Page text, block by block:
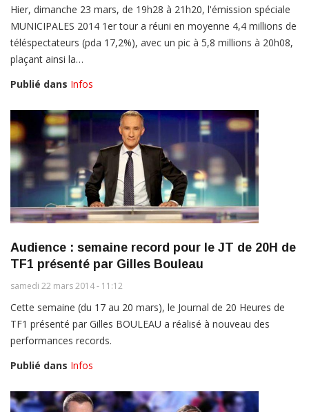
Hier, dimanche 23 mars, de 19h28 à 21h20, l'émission spéciale
MUNICIPALES 2014 1er tour a réuni en moyenne 4,4 millions de
téléspectateurs (pda 17,2%), avec un pic à 5,8 millions à 20h08,
plaçant ainsi la…
Publié dans Infos
Audience : semaine record pour le JT de 20H de
TF1 présenté par Gilles Bouleau
samedi 22 mars 2014 - 11:12
Cette semaine (du 17 au 20 mars), le Journal de 20 Heures de
TF1 présenté par Gilles BOULEAU a réalisé à nouveau des
performances records.
Publié dans Infos